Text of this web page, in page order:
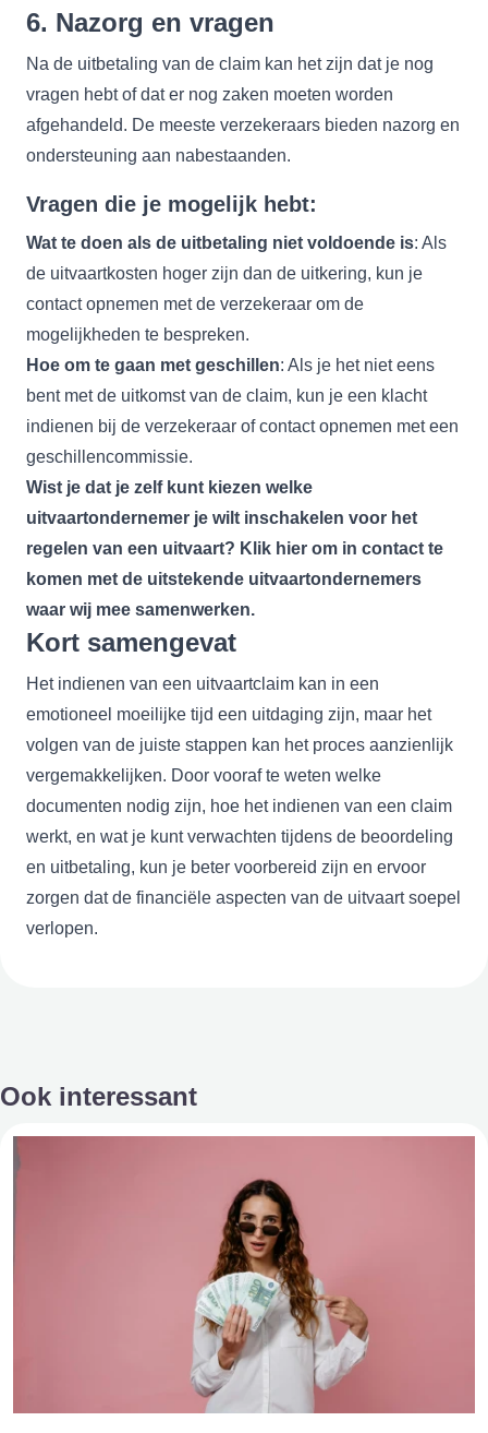
6. Nazorg en vragen
Na de uitbetaling van de claim kan het zijn dat je nog
vragen hebt of dat er nog zaken moeten worden
afgehandeld. De meeste verzekeraars bieden nazorg en
ondersteuning aan nabestaanden.
Vragen die je mogelijk hebt:
Wat te doen als de uitbetaling niet voldoende is: Als
de uitvaartkosten hoger zijn dan de uitkering, kun je
contact opnemen met de verzekeraar om de
mogelijkheden te bespreken.
Hoe om te gaan met geschillen: Als je het niet eens
bent met de uitkomst van de claim, kun je een klacht
indienen bij de verzekeraar of contact opnemen met een
geschillencommissie.
Wist je dat je zelf kunt kiezen welke
uitvaartondernemer je wilt inschakelen voor het
regelen van een uitvaart? Klik hier om in contact te
komen met de uitstekende uitvaartondernemers
waar wij mee samenwerken.
Kort samengevat
Het indienen van een uitvaartclaim kan in een
emotioneel moeilijke tijd een uitdaging zijn, maar het
volgen van de juiste stappen kan het proces aanzienlijk
vergemakkelijken. Door vooraf te weten welke
documenten nodig zijn, hoe het indienen van een claim
werkt, en wat je kunt verwachten tijdens de beoordeling
en uitbetaling, kun je beter voorbereid zijn en ervoor
zorgen dat de financiële aspecten van de uitvaart soepel
verlopen.
Ook interessant